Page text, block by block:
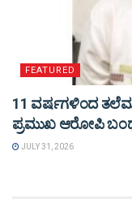
FEATURED
11 ವರ್ಷಗಳಿಂದ
ಪ್ರಮುಖ ಆರೋಪಿ
JULY 31, 2026